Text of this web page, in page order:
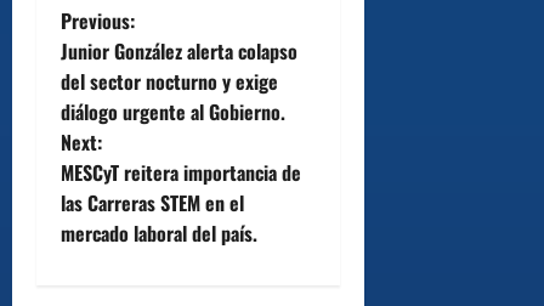
P
o
s
t
n
Previous:
Junior González alerta colapso
del sector nocturno y exige
diálogo urgente al Gobierno.
Next:
MESCyT reitera importancia de
las Carreras STEM en el
mercado laboral del país.